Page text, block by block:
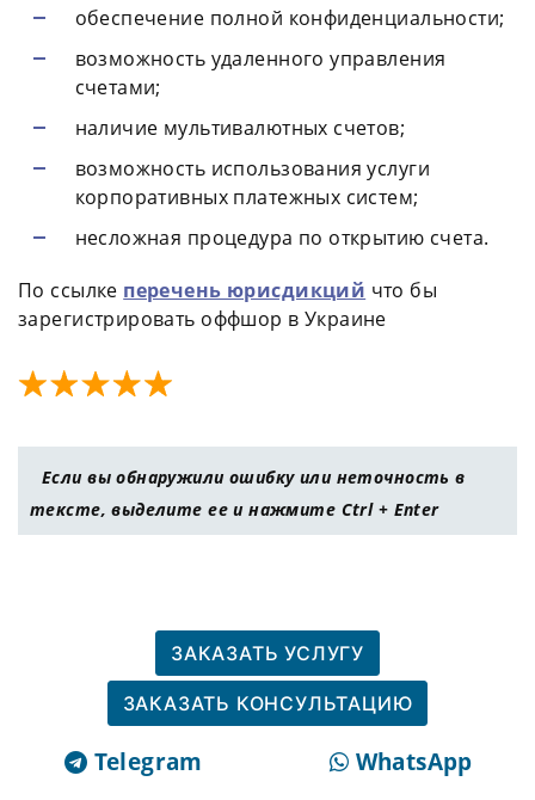
обеспечение полной конфиденциальности;
возможность удаленного управления
счетами;
наличие мультивалютных счетов;
возможность использования услуги
корпоративных платежных систем;
несложная процедура по открытию счета.
По ссылке перечень юрисдикций что бы
зарегистрировать оффшор в Украине
Если вы обнаружили ошибку или неточность в
тексте, выделите ее и нажмите Ctrl + Enter
ЗАКАЗАТЬ УСЛУГУ
ЗАКАЗАТЬ КОНСУЛЬТАЦИЮ
Telegram WhatsApp